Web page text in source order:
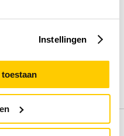
Instellingen
het schrijven van een